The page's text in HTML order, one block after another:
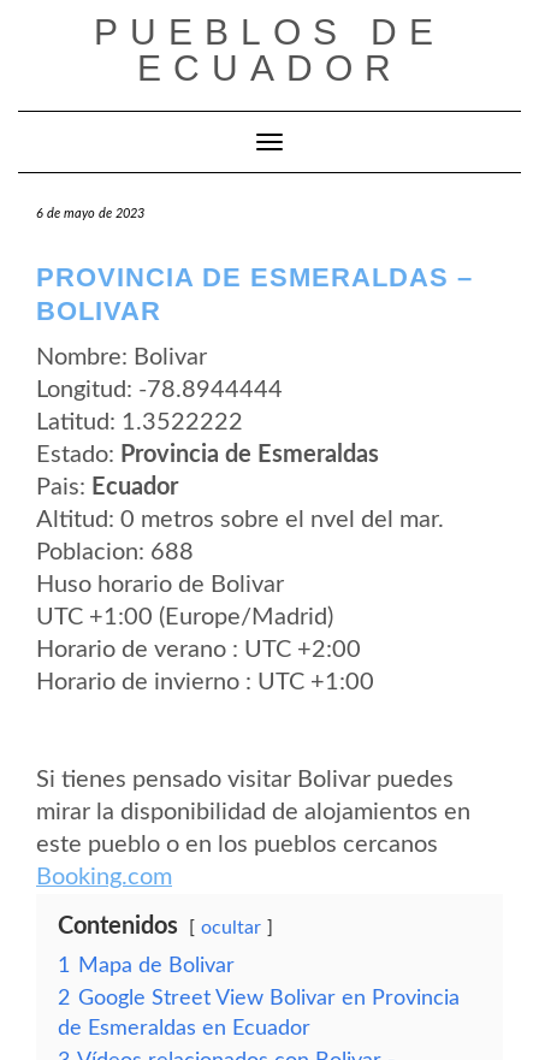
PUEBLOS DE
ECUADOR
Cambiar modo de navegación
6 de mayo de 2023
PROVINCIA DE ESMERALDAS –
BOLIVAR
Nombre: Bolivar
Longitud: -78.8944444
Latitud: 1.3522222
Estado: Provincia de Esmeraldas
Pais: Ecuador
Altitud: 0 metros sobre el nvel del mar.
Poblacion: 688
Huso horario de Bolivar
UTC +1:00 (Europe/Madrid)
Horario de verano : UTC +2:00
Horario de invierno : UTC +1:00
Si tienes pensado visitar Bolivar puedes
mirar la disponibilidad de alojamientos en
este pueblo o en los pueblos cercanos
Booking.com
Contenidos ocultar
1
Mapa de Bolivar
2 Google Street View Bolivar en Provincia
de Esmeraldas en Ecuador